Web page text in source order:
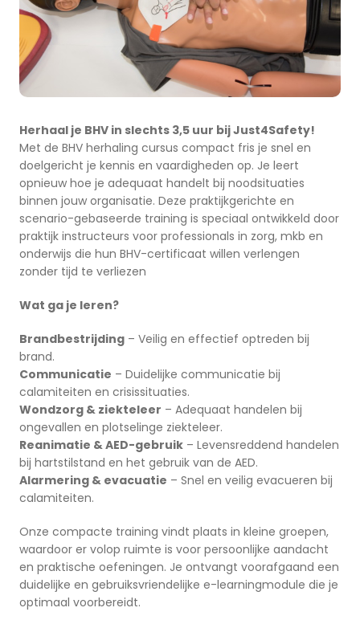
Herhaal je BHV in slechts 3,5 uur bij Just4Safety!
Met de BHV herhaling cursus compact fris je snel en
doelgericht je kennis en vaardigheden op. Je leert
opnieuw hoe je adequaat handelt bij noodsituaties
binnen jouw organisatie. Deze praktijkgerichte en
scenario-gebaseerde training is speciaal ontwikkeld door
praktijk instructeurs voor professionals in zorg, mkb en
onderwijs die hun BHV-certificaat willen verlengen
zonder tijd te verliezen
Wat ga je leren?
Brandbestrijding – Veilig en effectief optreden bij
brand.
Communicatie – Duidelijke communicatie bij
calamiteiten en crisissituaties.
Wondzorg & ziekteleer – Adequaat handelen bij
ongevallen en plotselinge ziekteleer.
Reanimatie & AED-gebruik – Levensreddend handelen
bij hartstilstand en het gebruik van de AED.
Alarmering & evacuatie – Snel en veilig evacueren bij
calamiteiten.
Onze compacte training vindt plaats in kleine groepen,
waardoor er volop ruimte is voor persoonlijke aandacht
en praktische oefeningen. Je ontvangt voorafgaand een
duidelijke en gebruiksvriendelijke e-learningmodule die je
optimaal voorbereidt.